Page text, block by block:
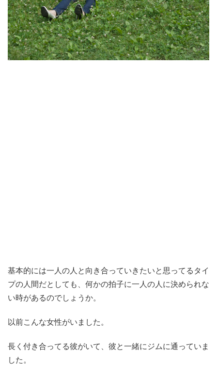
基本的には一人の人と向き合っていきたいと思ってるタイ
プの人間だとしても、何かの拍子に一人の人に決められな
い時があるのでしょうか。
以前こんな女性がいました。
長く付き合ってる彼がいて、彼と一緒にジムに通っていま
した。